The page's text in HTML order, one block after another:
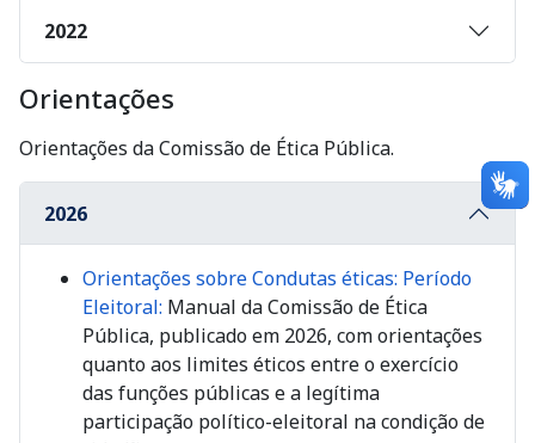
2022
Orientações
Orientações da Comissão de Ética Pública.
2026
Orientações sobre Condutas éticas: Período
Eleitoral: Manual da Comissão de Ética
Pública, publicado em 2026, com orientações
quanto aos limites éticos entre o exercício
das funções públicas e a legítima
participação político-eleitoral na condição de